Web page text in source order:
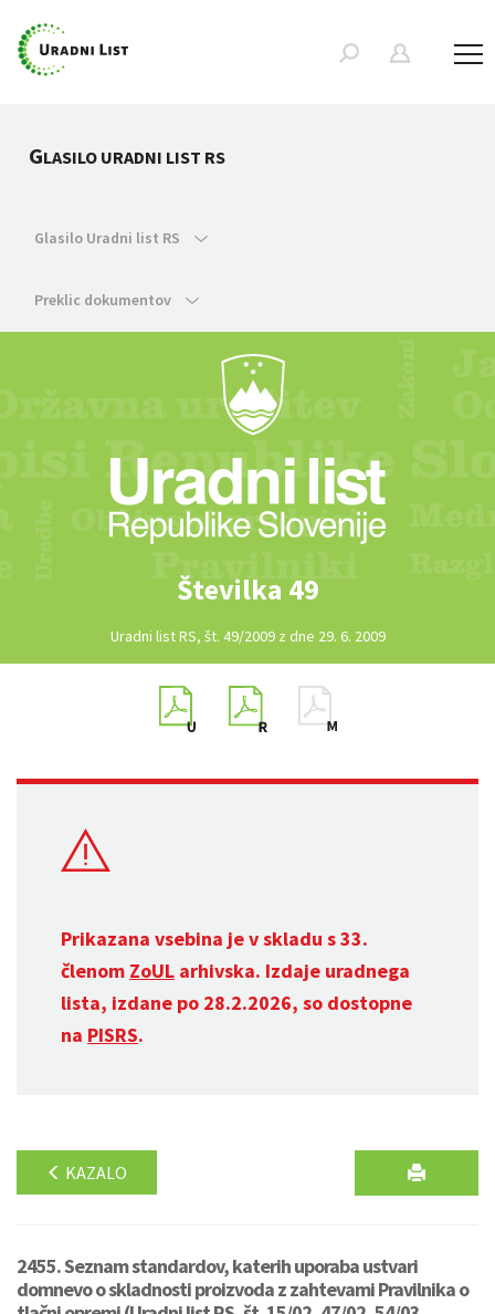
GLASILO URADNI LIST RS
Glasilo Uradni list RS
Preklic dokumentov
Številka 49
Uradni list RS, št. 49/2009 z dne 29. 6. 2009
Prikazana vsebina je v skladu s 33.
členom ZoUL arhivska. Izdaje uradnega
lista, izdane po 28.2.2026, so dostopne
na PISRS.
KAZALO
2455. Seznam standardov, katerih uporaba ustvari
domnevo o skladnosti proizvoda z zahtevami Pravilnika o